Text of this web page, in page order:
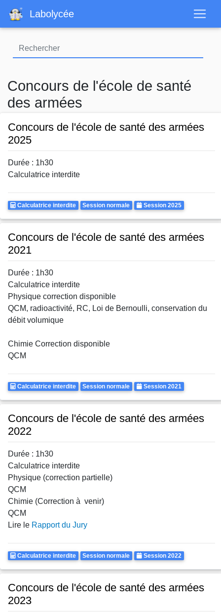
contenu
Labolycée
Concours de l'école de santé
des armées
Concours de l'école de santé des armées
2025
Durée : 1h30
Calculatrice interdite
Calculatrice
Calculatrice interdite Rattrapages
Session normale Annee
Session 2025
Concours de l'école de santé des armées
2021
Durée : 1h30
Calculatrice interdite
Physique correction disponible
QCM, radioactivité, RC, Loi de Bernoulli, conservation du
débit volumique
Chimie Correction disponible
QCM
Calculatrice
Calculatrice interdite Rattrapages
Session normale Annee
Session 2021
Concours de l'école de santé des armées
2022
Durée : 1h30
Calculatrice interdite
Physique (correction partielle)
QCM
Chimie (Correction à venir)
QCM
Lire le Rapport du Jury
Calculatrice
Calculatrice interdite Rattrapages
Session normale Annee
Session 2022
Concours de l'école de santé des armées
2023